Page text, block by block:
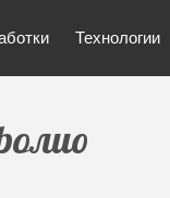
Технологии